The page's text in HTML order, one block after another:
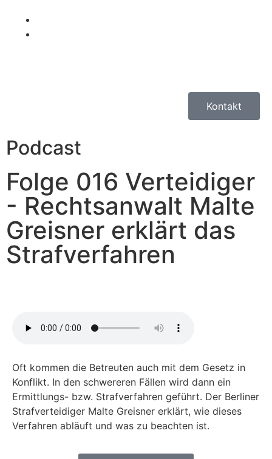
Kontakt
Podcast
Folge 016 Verteidiger
- Rechtsanwalt Malte
Greisner erklärt das
Strafverfahren
Oft kommen die Betreuten auch mit dem Gesetz in
Konflikt. In den schwereren Fällen wird dann ein
Ermittlungs- bzw. Strafverfahren geführt. Der Berliner
Strafverteidiger Malte Greisner erklärt, wie dieses
Verfahren abläuft und was zu beachten ist.